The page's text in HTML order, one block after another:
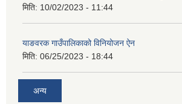
मिति: 10/02/2023 - 11:44
याङवरक गाउँपालिकाको विनियोजन ऐन
मिति: 06/25/2023 - 18:44
अन्य